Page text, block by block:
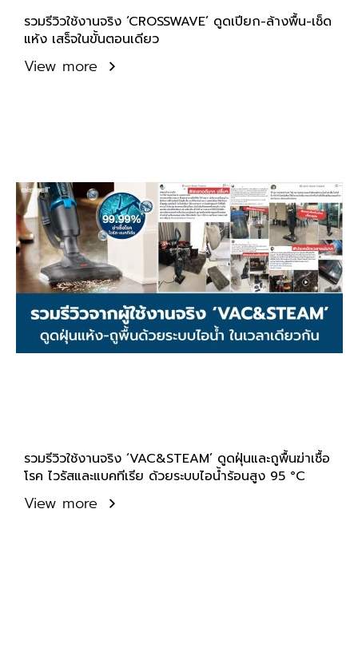
รวมรีวิวใช้งานจริง ‘CROSSWAVE’ ดูดเปียก-ล้างพื้น-เช็ด
แห้ง เสร็จในขั้นตอนเดียว
View more
รวมรีวิวใช้งานจริง ‘VAC&STEAM’ ดูดฝุ่นและถูพื้นฆ่าเชื้อ
โรค ไวรัสและแบคทีเรีย ด้วยระบบไอน้ำร้อนสูง 95 °C
View more